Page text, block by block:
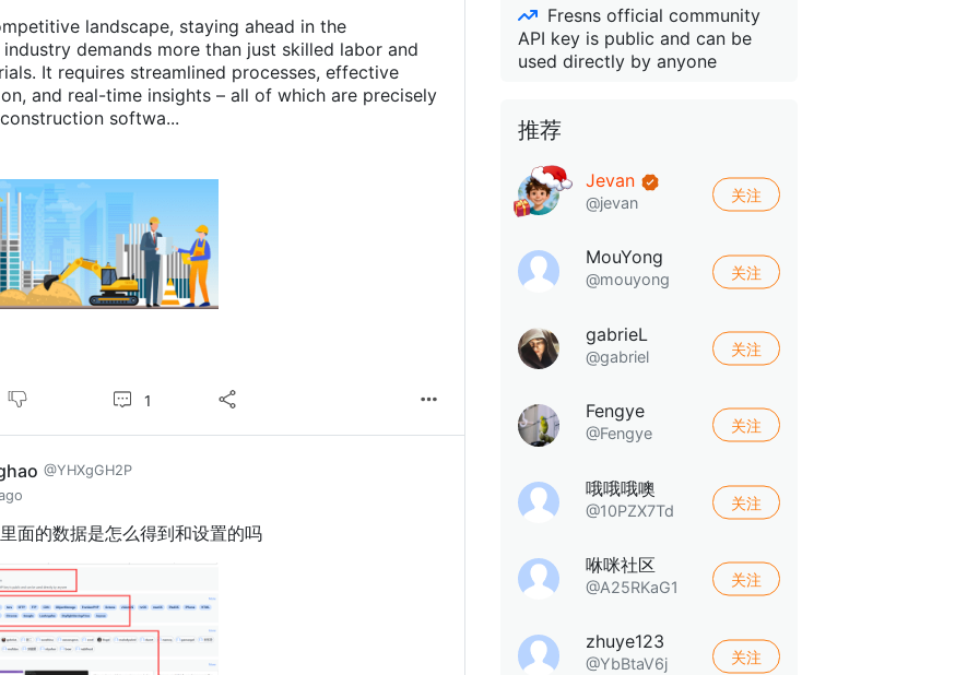
landscape, staying ahead in the
demands more than just skilled labor and
It requires streamlined processes, effective
and real-time insights – all of which are precisely
softwa...
1
@YHXgGH2P
面的数据是怎么得到和设置的吗
Fresns official community
API key is public and can be
used directly by anyone
推荐
Jevan
@jevan 关注
MouYong
@mouyong 关注
gabrieL
@gabriel 关注
Fengye
@Fengye 关注
哦哦哦噢
@10PZX7Td 关注
咻咪社区
@A25RKaG1 关注
zhuye123
@YbBtaV6j 关注